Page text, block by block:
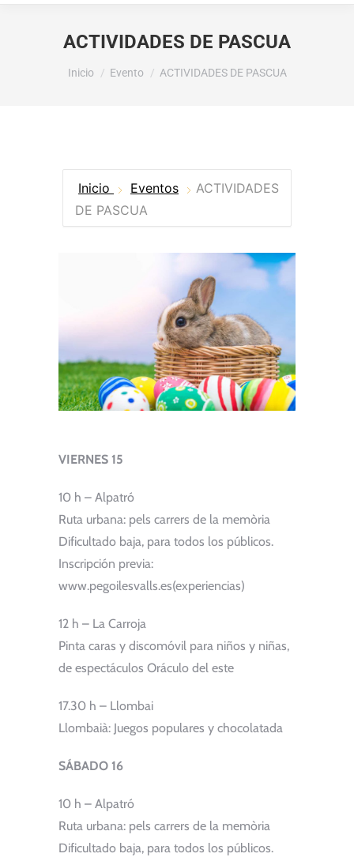
ACTIVIDADES DE PASCUA
Estás aquí:
Inicio Evento ACTIVIDADES DE PASCUA
Inicio Eventos
ACTIVIDADES
DE PASCUA
VIERNES 15
10 h – Alpatró
Ruta urbana: pels carrers de la memòria
Dificultado baja, para todos los públicos.
Inscripción previa:
www.pegoilesvalls.es(experiencias)
12 h – La Carroja
Pinta caras y discomóvil para niños y niñas,
de espectáculos Oráculo del este
17.30 h – Llombai
Llombaià: Juegos populares y chocolatada
SÁBADO 16
10 h – Alpatró
Ruta urbana: pels carrers de la memòria
Dificultado baja, para todos los públicos.